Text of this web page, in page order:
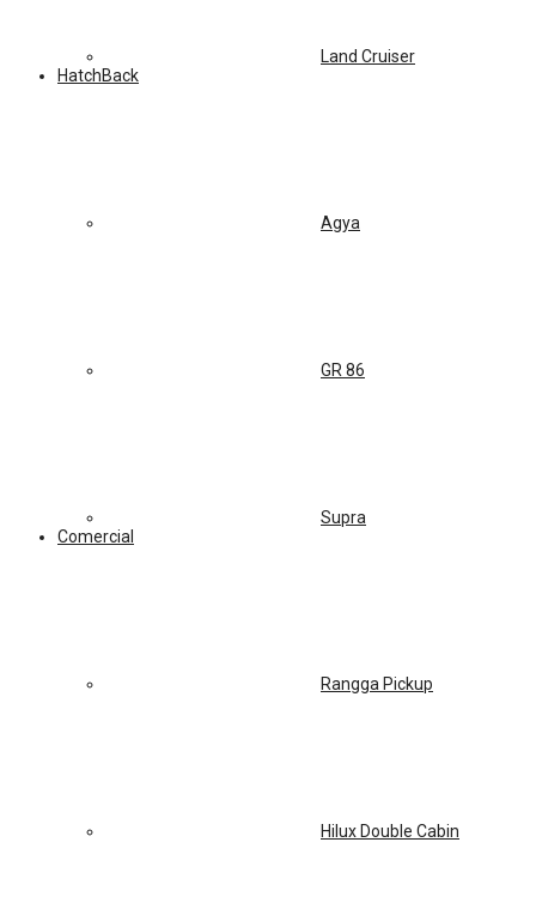
Land Cruiser
HatchBack
Agya
GR 86
Supra
Comercial
Rangga Pickup
Hilux Double Cabin